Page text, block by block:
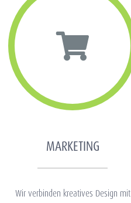
MARKETING
Wir verbinden kreatives Design mit